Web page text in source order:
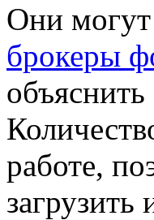
Они могут
брокеры
работе,